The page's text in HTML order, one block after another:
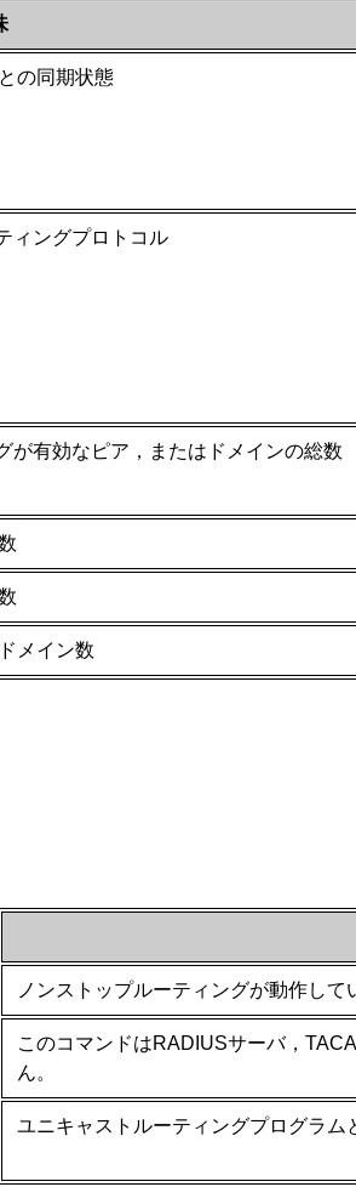
の同期状態
ィングプロトコル
が有効なピア，またはドメインの総数
メイン数
ノンストップルーティングが動作して
このコマンドはRADIUSサーバ，
ん。
ユニキャストルーティングプログラム